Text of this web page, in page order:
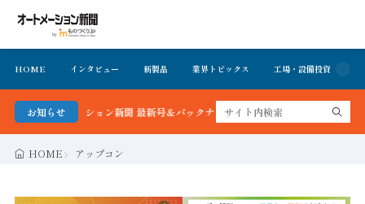
HOME インタビュー 新製品 業界トピックス 工場・設備投資
お知らせ
ートメーション新聞 最新号＆バックナンバーを無料で公開中 詳細はこちら
HOME アップコン